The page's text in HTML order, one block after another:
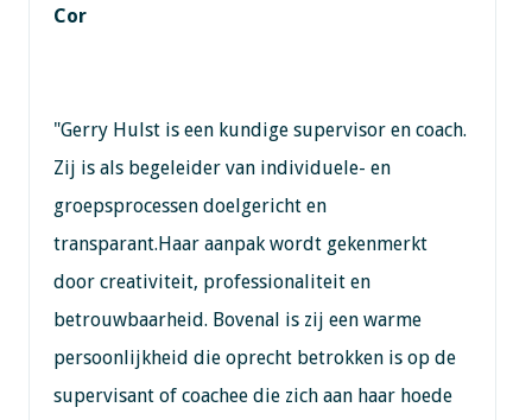
Cor
"Gerry Hulst is een kundige supervisor en coach.
Zij is als begeleider van individuele- en
groepsprocessen doelgericht en
transparant.Haar aanpak wordt gekenmerkt
door creativiteit, professionaliteit en
betrouwbaarheid. Bovenal is zij een warme
persoonlijkheid die oprecht betrokken is op de
supervisant of coachee die zich aan haar hoede